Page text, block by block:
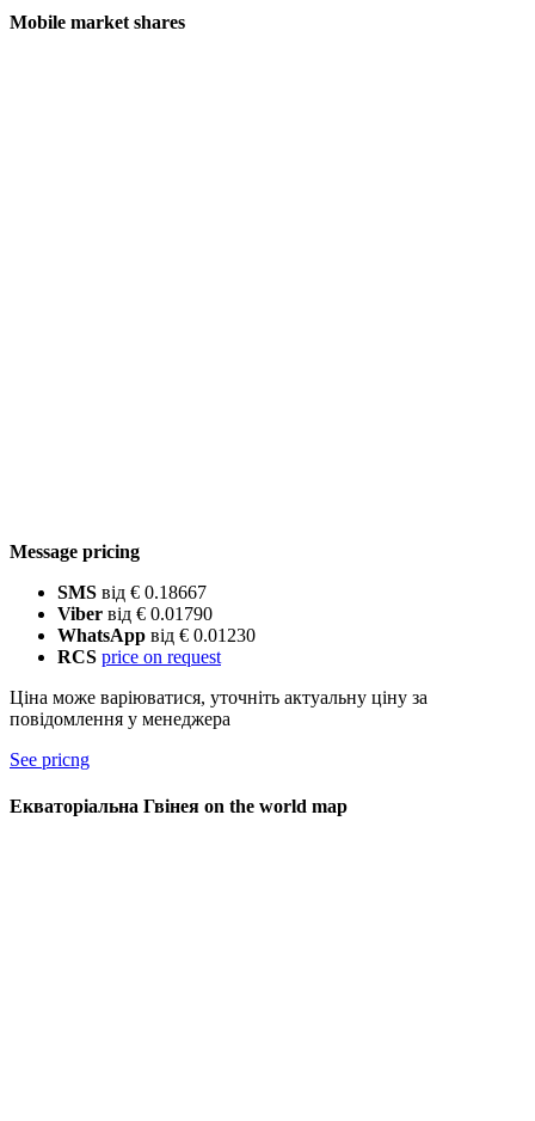
Mobile market shares
Message pricing
SMS від € 0.18667
Viber від € 0.01790
WhatsApp від € 0.01230
RCS price on request
Ціна може варіюватися, уточніть актуальну ціну за
повідомлення у менеджера
See pricng
Екваторіальна Гвінея on the world map